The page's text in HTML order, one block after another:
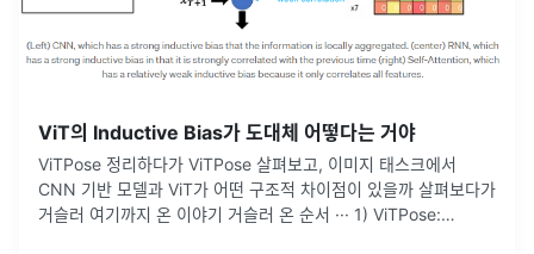
ViT의 Inductive Bias가 도대체 어떻다는 거야
ViTPose 정리하다가 ViTPose 살펴보고, 이미지 태스크에서
CNN 기반 모델과 ViT가 어떤 구조적 차이점이 있을까 살펴보다가
거슬러 여기까지 온 이야기 거슬러 온 순서 ··· 1) ViTPose: